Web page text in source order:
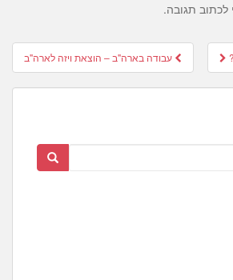
לכתוב תגובה.
עבודה בארה"ב – הוצאת ויזה לארה"ב